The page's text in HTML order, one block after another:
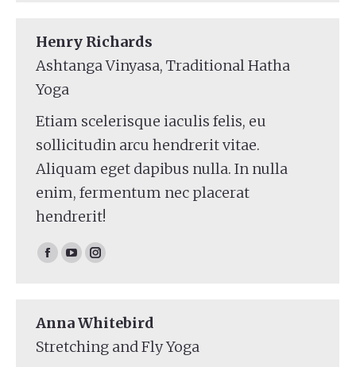
Henry Richards
Ashtanga Vinyasa, Traditional Hatha
Yoga
Etiam scelerisque iaculis felis, eu
sollicitudin arcu hendrerit vitae.
Aliquam eget dapibus nulla. In nulla
enim, fermentum nec placerat
hendrerit!
Facebook
YouTube
Instagram
Anna Whitebird
Stretching and Fly Yoga